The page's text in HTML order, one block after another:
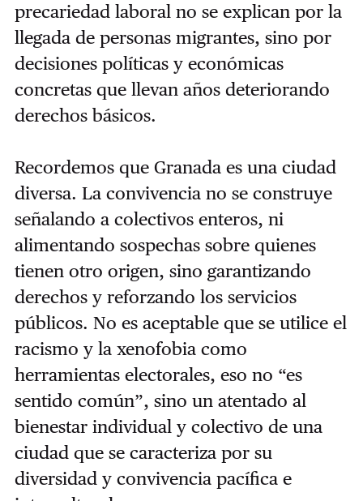
precariedad laboral no se explican por la
llegada de personas migrantes, sino por
decisiones políticas y económicas
concretas que llevan años deteriorando
derechos básicos.
Recordemos que Granada es una ciudad
diversa. La convivencia no se construye
señalando a colectivos enteros, ni
alimentando sospechas sobre quienes
tienen otro origen, sino garantizando
derechos y reforzando los servicios
públicos. No es aceptable que se utilice el
racismo y la xenofobia como
herramientas electorales, eso no “es
sentido común”, sino un atentado al
bienestar individual y colectivo de una
ciudad que se caracteriza por su
diversidad y convivencia pacífica e